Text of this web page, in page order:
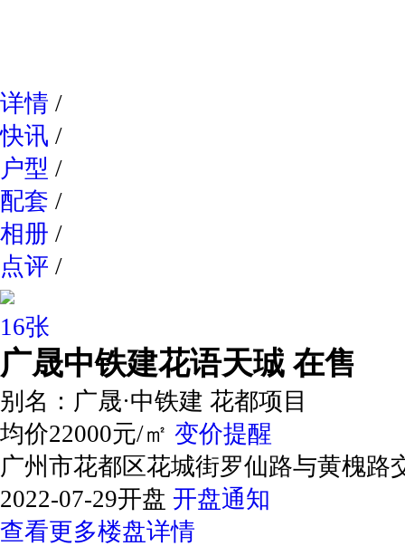
详情 /
快讯 /
户型 /
配套 /
相册 /
点评 /
16张
广晟中铁建花语天珹 在售
别名： 广晟·中铁建 花都项目
均价22000元/㎡ 变价提醒
广州市花都区花城街罗仙路与黄槐路
2022-07-29开盘 开盘通知
查看更多楼盘详情